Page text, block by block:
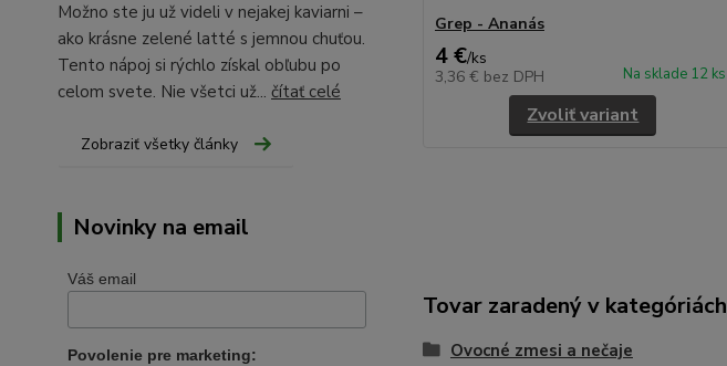
Možno ste ju už videli v nejakej kaviarni –
ako krásne zelené latté s jemnou chuťou.
Tento nápoj si rýchlo získal obľubu po
celom svete. Nie všetci už... čítať celé
Zobraziť všetky články
Novinky na email
Váš email
Povolenie pre marketing:
Grep - Ananás
4 €/ks
3,36 € bez DPH Na sklade 12 ks
Zvoliť variant
Tovar zaradený v kategóriách
Ovocné zmesi a nečaje